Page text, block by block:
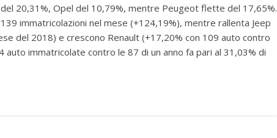
20,31%, Opel del 10,79%, mentre Peugeot flette del 17,65%.
immatricolazioni nel mese (+124,19%), mentre rallenta Jeep
del 2018) e crescono Renault (+17,20% con 109 auto contro
immatricolate contro le 87 di un anno fa pari al 31,03% di